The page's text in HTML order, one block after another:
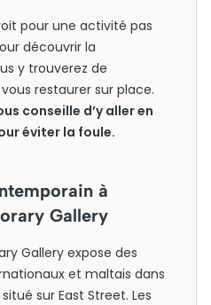
pour une activité pas
découvrir la
y trouverez de
restaurer sur place.
conseille d’y aller en
éviter la foule.
à
Gallery
Gallery expose des
et maltais dans
sur East Street. Les